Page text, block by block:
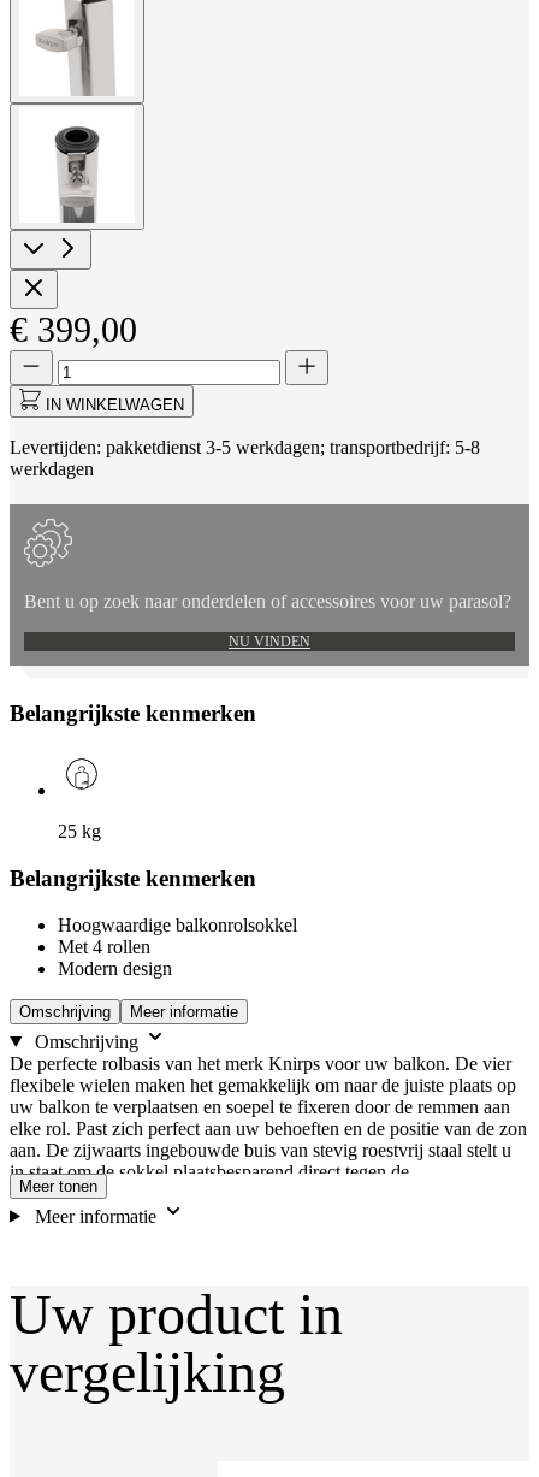
larger
image
€ 399,00
Aantal
bijgewerkt
naar
1
Aantal
IN WINKELWAGEN
Levertijden: pakketdienst 3-5 werkdagen; transportbedrijf: 5-8
werkdagen
Bent u op zoek naar onderdelen of accessoires voor uw parasol?
NU VINDEN
Belangrijkste kenmerken
25 kg
Belangrijkste kenmerken
Hoogwaardige balkonrolsokkel
Met 4 rollen
Modern design
Omschrijving Meer informatie
Omschrijving
De perfecte rolbasis van het merk Knirps voor uw balkon. De vier
flexibele wielen maken het gemakkelijk om naar de juiste plaats op
uw balkon te verplaatsen en soepel te fixeren door de remmen aan
elke rol. Past zich perfect aan uw behoeften en de positie van de zon
aan. De zijwaarts ingebouwde buis van stevig roestvrij staal stelt u
in staat om de sokkel plaatsbesparend direct tegen de
balkonborstwering op te stellen. Installatie in combinatie met
bijgesloten klittenband vereist.
Meer tonen
Meer informatie
Uw product in
vergelijking